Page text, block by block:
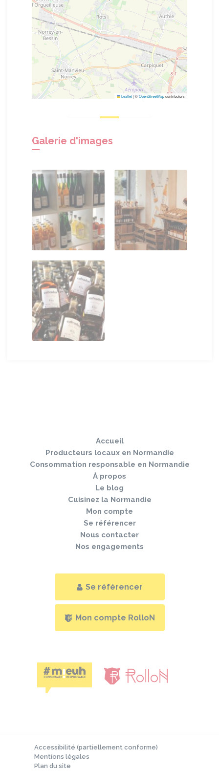
Leaflet|©OpenStreetMapcontributors
Galerie d'images
Accueil
Producteurs locaux en Normandie
Consommation responsable en Normandie
À propos
Le blog
Cuisinez la Normandie
Mon compte
Se référencer
Nous contacter
Nos engagements
Se référencer
Mon compte RolloN
Accessibilité (partiellement conforme)
Mentions légales
Plan du site